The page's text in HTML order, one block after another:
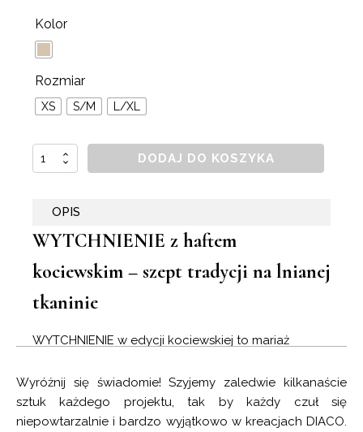
Kolor
Rozmiar
XS S/M L/XL
ilość
HAFT
KOCIEWSKI
-
marynarka
chanelka
DODAJ DO KOSZYKA
OPIS
WYTCHNIENIE z haftem
kociewskim – szept tradycji na lnianej
tkaninie
WYTCHNIENIE w edycji kociewskiej to mariaż
drobny haft inspirowany kociewską tradycją
pojawia się na rękawach i plecach jak cichy akcent
– zauważalny, ale nie dominujący.
Wyróżnij się świadomie! Szyjemy zaledwie kilkanaście
sztuk każdego projektu, tak by każdy czuł się
niepowtarzalnie i bardzo wyjątkowo w kreacjach DIACO.